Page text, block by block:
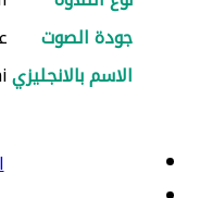
جودة الصوت
الاسم بالانجليزي